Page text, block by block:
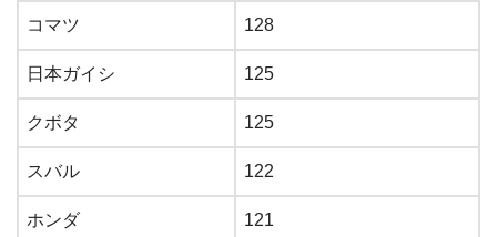
コマツ 128
日本ガイシ 125
クボタ 125
スバル 122
ホンダ 121